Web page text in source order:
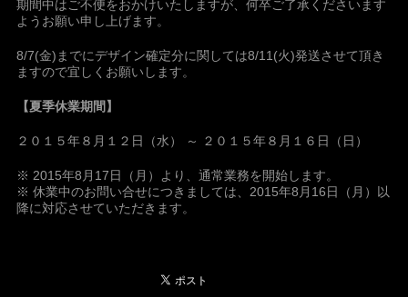
期間中はご不便をおかけいたしますが、何卒ご了承くださいます
ようお願い申し上げます。
8/7(金)までにデザイン確定分に関しては8/11(火)発送させて頂き
ますので宜しくお願いします。
【夏季休業期間】
２０１ ５年８月１２日（水） ～ ２０１５年８月１６日（日）
※ 2015年8月17日（月）より、通常業務を開始します。
※ 休業中のお問い合せにつきましては、2015年8月16日（月）以
降に対応させていただきます。